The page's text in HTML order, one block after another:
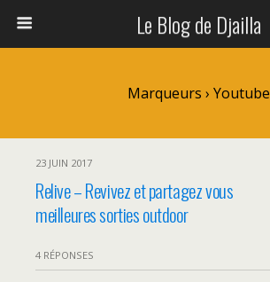
Le Blog de Djailla
Marqueurs › Youtube
23 JUIN 2017
Relive – Revivez et partagez vous
meilleures sorties outdoor
4 RÉPONSES